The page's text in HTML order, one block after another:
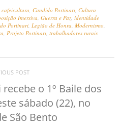
cafeicultura, Candido Portinari, Cultura
Imersiva, Guerra e Paz, identidade
Portinari, Legião de Honra, Modernismo,
, Projeto Portinari, trabalhadores rurais
POST
o 1º Baile dos
sábado (22), no
São Bento